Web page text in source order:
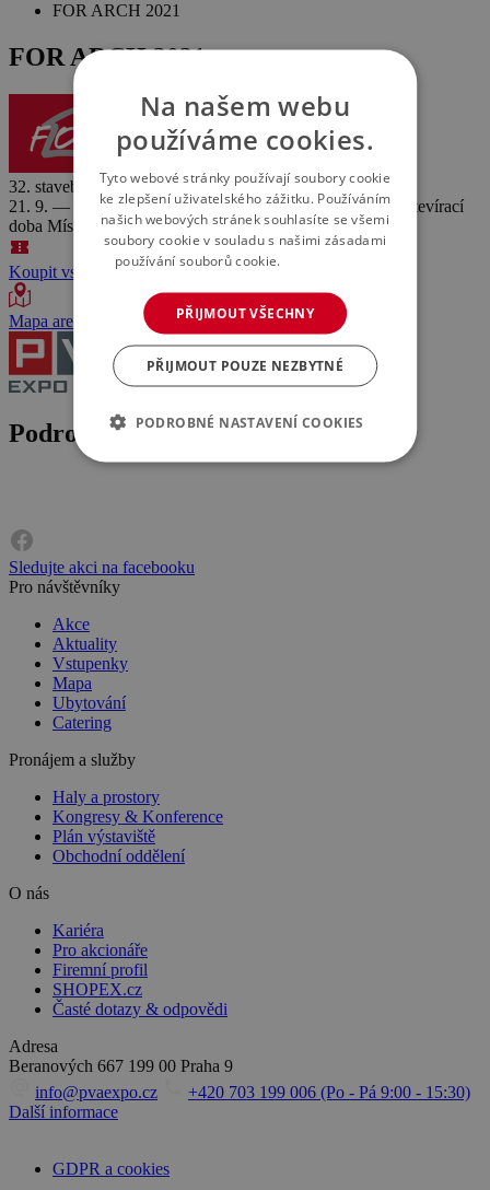
FOR ARCH 2021
FOR ARCH 2021
32. stavební veletrh
21. 9. — 25. 9. 2021 Datum konání 10:00:00 : 17:00:00
Otevírací
doba Místo konání
Koupit vstupenku
Mapa areálu
Podrobnosti o akci
Sledujte akci na facebooku
Pro návštěvníky
Akce
Aktuality
Vstupenky
Mapa
Ubytování
Catering
Pronájem a služby
Haly a prostory
Kongresy & Konference
Plán výstaviště
Obchodní oddělení
O nás
Kariéra
Pro akcionáře
Firemní profil
SHOPEX.cz
Časté dotazy & odpovědi
Adresa
Beranových 667 199 00 Praha 9
info@pvaexpo.cz
+420 703 199 006 (Po - Pá 9:00 - 15:30)
Další informace
GDPR a cookies
Na našem webu
používáme cookies.
Tyto webové stránky používají soubory cookie
ke zlepšení uživatelského zážitku. Používáním
našich webových stránek souhlasíte se všemi
soubory cookie v souladu s našimi zásadami
používání souborů cookie.
PŘIJMOUT VŠECHNY
PŘIJMOUT POUZE NEZBYTNÉ
PODROBNÉ NASTAVENÍ COOKIES